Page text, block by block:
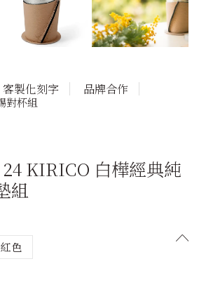
客製化刻字
品牌合作
對杯組
KIRICO 白樺經典純
組
紅色